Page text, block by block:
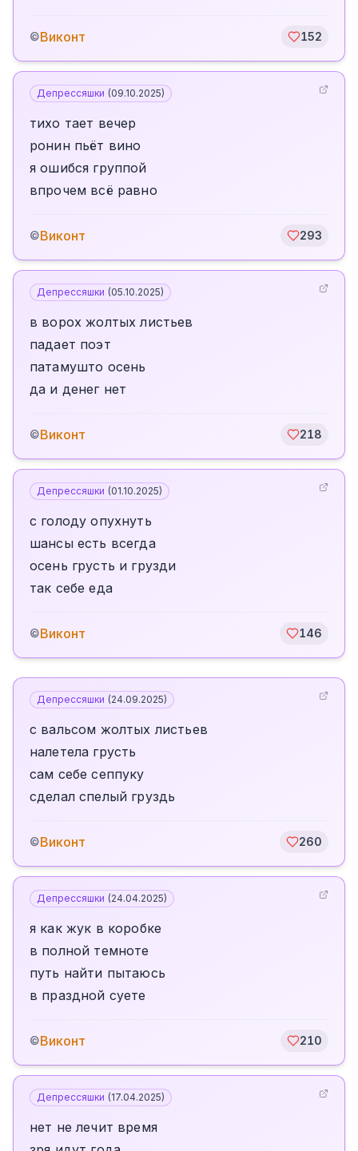
©Виконт 152
Депрессяшки (09.10.2025)
тихо тает вечер
ронин пьёт вино
я ошибся группой
впрочем всё равно
©Виконт 293
Депрессяшки (05.10.2025)
в ворох жолтых листьев
падает поэт
патамушто осень
да и денег нет
©Виконт 218
Депрессяшки (01.10.2025)
с голоду опухнуть
шансы есть всегда
осень грусть и грузди
так себе еда
©Виконт 146
Депрессяшки (24.09.2025)
с вальсом жолтых листьев
налетела грусть
сам себе сеппуку
сделал спелый груздь
©Виконт 260
Депрессяшки (24.04.2025)
я как жук в коробке
в полной темноте
путь найти пытаюсь
в праздной суете
©Виконт 210
Депрессяшки (17.04.2025)
нет не лечит время